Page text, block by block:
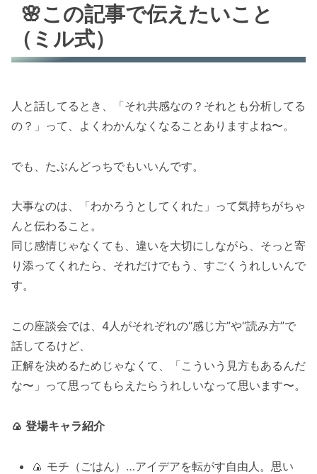
🌸この記事で伝えたいこと
（ミル式）
人と話してるとき、「それ共感なの？それとも分析してる
の？」って、よくわかんなくなることありますよね〜。
でも、たぶんどっちでもいいんです。
大事なのは、「わかろうとしてくれた」って気持ちがちゃ
んと伝わること。
同じ感情じゃなくても、違いを大切にしながら、そっと寄
り添ってくれたら、それだけでもう、すごくうれしいんで
す。
この座談会では、4人がそれぞれの“感じ方”や“読み方”で
話してるけど、
正解を決めるためじゃなくて、「こういう見方もあるんだ
な〜」って思ってもらえたらうれしいなって思います〜。
🍙 登場キャラ紹介
🍙 モチ（ごはん）…アイデアを転がす自由人。思い